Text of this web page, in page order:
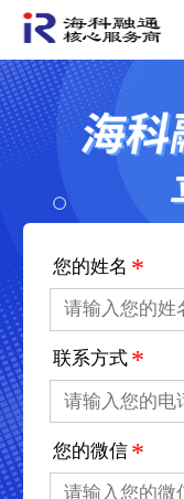
您的姓名 *
联系方式 *
您的微信 *